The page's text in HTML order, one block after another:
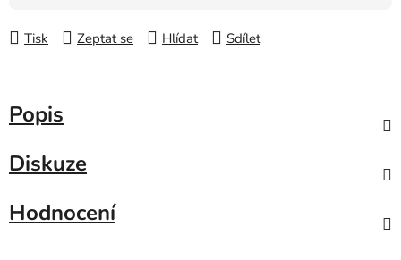
Tisk Zeptat se Hlídat Sdílet
Popis
Diskuze
Hodnocení